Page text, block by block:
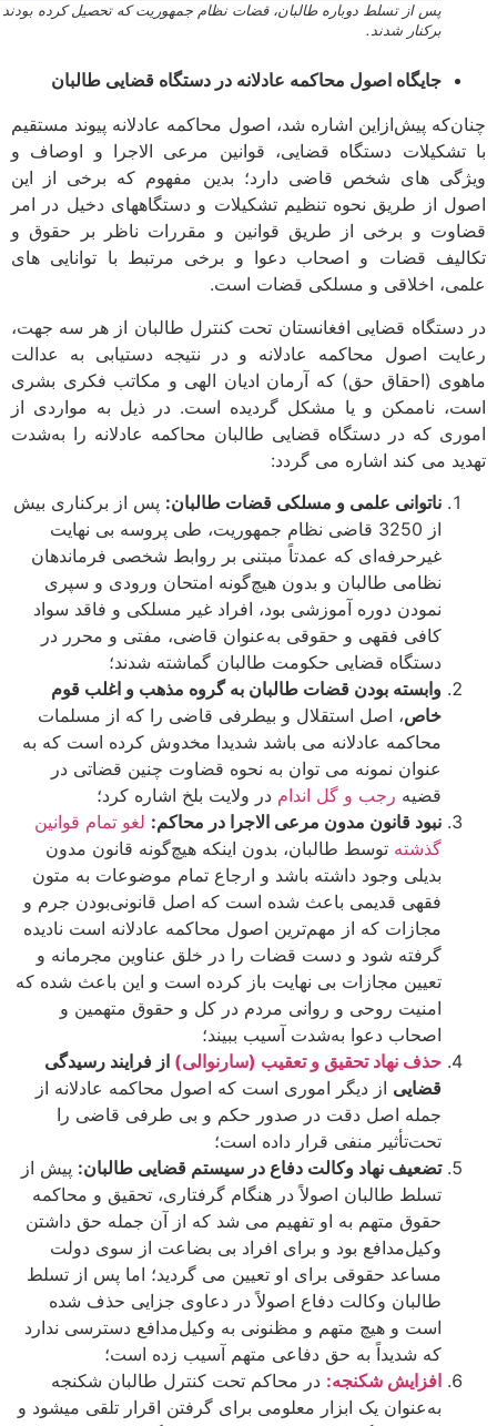
پس از تسلط دوباره طالبان، قضات نظام جمهوریت که تحصیل کرده بودند
برکنار شدند.
جایگاه اصول محاکمه عادلانه در دستگاه قضایی طالبان
پیش‌ازاین اشاره شد، اصول محاکمه عادلانه پیوند مستقیم
دستگاه قضایی، قوانین مرعی الاجرا و اوصاف و
های شخص قاضی دارد؛ بدین مفهوم که برخی از این
از طریق نحوه تنظیم تشکیلات و دستگاه­های دخیل در امر
و برخی از طریق قوانین و مقررات ناظر بر حقوق و
قضات و اصحاب دعوا و برخی مرتبط با توانایی ­های
اخلاقی و مسلکی قضات است.
قضایی افغانستان تحت کنترل طالبان از هر سه جهت،
اصول محاکمه عادلانه و در نتیجه دستیابی به عدالت
(احقاق حق) که آرمان ادیان الهی و مکاتب فکری بشری
ناممکن و یا مشکل گردیده است. در ذیل به مواردی از
که در دستگاه قضایی طالبان محاکمه عادلانه را به‌شدت
می­ کند اشاره می­ گردد:
ناتوانی علمی و مسلکی قضات طالبان:پس از برکناری بیش
از 3250 قاضی نظام جمهوریت، طی پروسه بی ­نهایت
غیرحرفه‌ای که عمدتاً مبتنی بر روابط شخصی فرماندهان
نظامی طالبان و بدون هیچ‌گونه امتحان ورودی و سپری
نمودن دوره آموزشی بود، افراد غیر مسلکی و فاقد سواد
کافی فقهی و حقوقی به‌عنوان قاضی، مفتی و محرر در
دستگاه قضایی حکومت طالبان گماشته شدند؛
وابسته بودن قضات طالبان به گروه مذهب و اغلب قوم
خاص، اصل استقلال و بی­طرفی قاضی را که از مسلمات
محاکمه عادلانه می ­باشد شدیدا مخدوش کرده است که به
عنوان نمونه می­ توان به نحوه قضاوت چنین قضاتی در
قضیهرجب و گل اندام در ولایت بلخ اشاره کرد؛
نبود قانون مدون مرعی الاجرا در محاکم: لغو تمام قوانین
گذشتهتوسط طالبان، بدون اینکه هیچ‌گونه قانون مدون
بدیلی وجود داشته باشد و ارجاع تمام موضوعات به متون
فقهی قدیمی باعث شده است که اصل قانونی‌بودن جرم و
مجازات که از مهم‌ترین اصول محاکمه عادلانه است نادیده
گرفته شود و دست قضات را در خلق عناوین مجرمانه و
تعیین مجازات بی ­نهایت باز کرده است و این باعث شده که
امنیت روحی و روانی مردم در کل و حقوق متهمین و
اصحاب دعوا به‌شدت آسیب ببیند؛
حذف نهاد تحقیق و تعقیب (سارنوالی)از فرایند رسیدگی
قضاییاز دیگر اموری است که اصول محاکمه عادلانه از
جمله اصل دقت در صدور حکم و بی ­طرفی قاضی را
تحت‌تأثیر منفی قرار داده است؛
تضعیف نهاد وکالت دفاع در سیستم قضایی طالبان:پیش از
تسلط طالبان اصولاً در هنگام گرفتاری، تحقیق و محاکمه
حقوق متهم به او تفهیم می ­شد که از آن جمله حق داشتن
وکیل‌مدافع بود و برای افراد بی ­بضاعت از سوی دولت
مساعد حقوقی برای او تعیین می­ گردید؛ اما پس از تسلط
طالبان وکالت دفاع اصولاً در دعاوی جزایی حذف شده
است و هیچ متهم و مظنونی به وکیل‌مدافع دسترسی ندارد
که شدیداً به حق دفاعی متهم آسیب زده است؛
افزایش شکنجه:در محاکم تحت کنترل طالبان شکنجه
به‌عنوان یک ابزار معلومی برای گرفتن اقرار تلقی می­شود و